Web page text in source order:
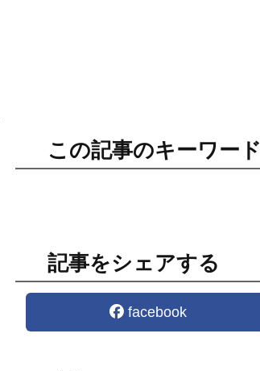
この記事のキーワード
記事をシェアする
facebook